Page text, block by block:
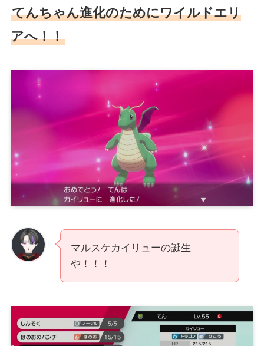
てんちゃん進化のためにワイルドエリ
アへ！！
マルスケカイリューの誕生
や！！！